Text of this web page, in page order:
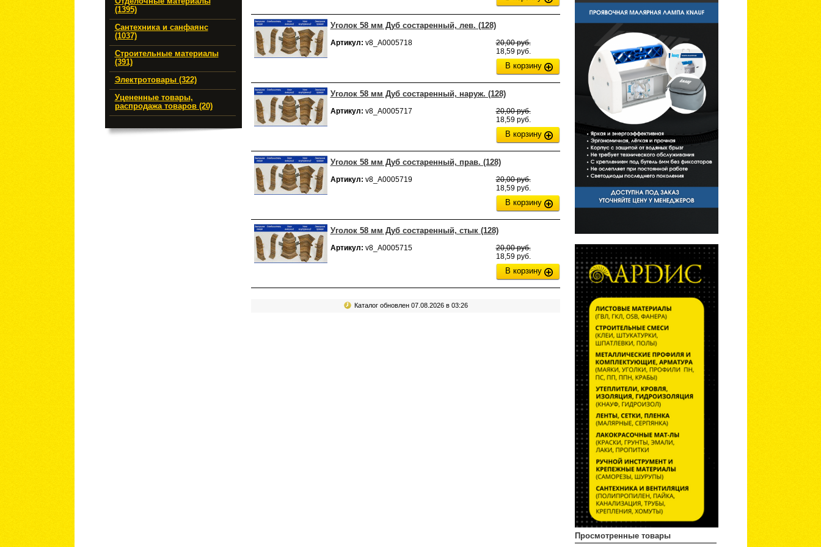
Просмотренные товары
(1395)
Сантехника и санфаянс
(1037)
Строительные материалы
(391)
Электротовары (322)
Уцененные товары,
распродажа товаров (20)
Уголок 58 мм Дуб состаренный, лев. (128)
Артикул: v8_А0005718
20,00 руб.
18,59 руб.
В корзину
Уголок 58 мм Дуб состаренный, наруж. (128)
Артикул: v8_А0005717
20,00 руб.
18,59 руб.
В корзину
Уголок 58 мм Дуб состаренный, прав. (128)
Артикул: v8_А0005719
20,00 руб.
18,59 руб.
В корзину
Уголок 58 мм Дуб состаренный, стык (128)
Артикул: v8_А0005715
20,00 руб.
18,59 руб.
В корзину
Каталог обновлен 07.08.2026 в 03:26